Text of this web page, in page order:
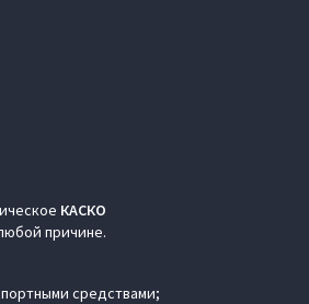
КАСКО
причине.
средствами;